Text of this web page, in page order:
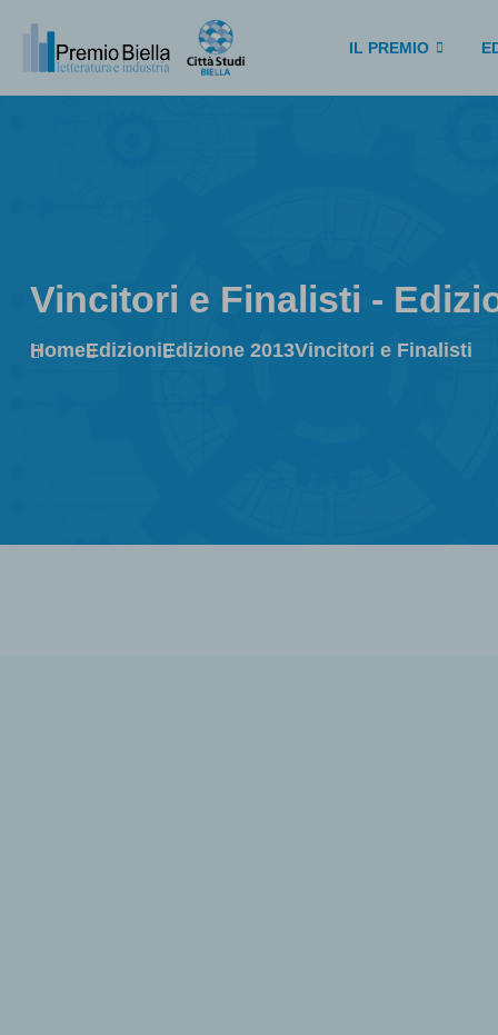
IL PREMIO
Vincitori e Finalisti -
HomeEdizioniEdizione 2013Vincitori e Finalisti